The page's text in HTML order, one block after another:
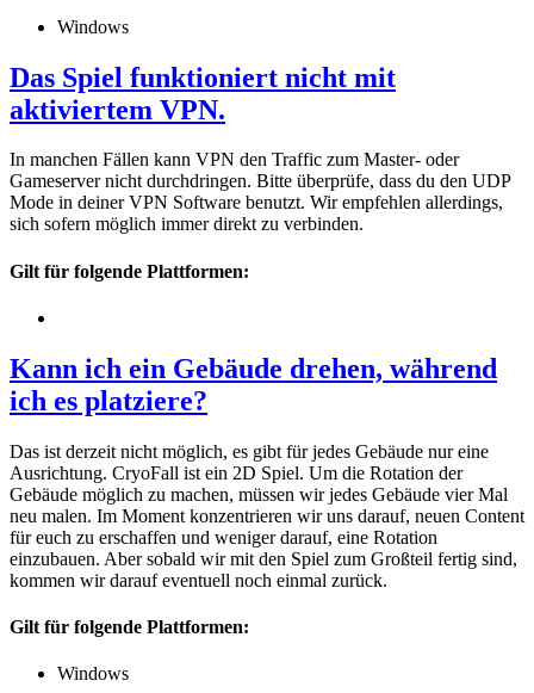
Windows
Das Spiel funktioniert nicht mit
aktiviertem VPN.
In manchen Fällen kann VPN den Traffic zum Master- oder
Gameserver nicht durchdringen. Bitte überprüfe, dass du den UDP
Mode in deiner VPN Software benutzt. Wir empfehlen allerdings,
sich sofern möglich immer direkt zu verbinden.
Gilt für folgende Plattformen:
Kann ich ein Gebäude drehen, während
ich es platziere?
Das ist derzeit nicht möglich, es gibt für jedes Gebäude nur eine
Ausrichtung. CryoFall ist ein 2D Spiel. Um die Rotation der
Gebäude möglich zu machen, müssen wir jedes Gebäude vier Mal
neu malen. Im Moment konzentrieren wir uns darauf, neuen Content
für euch zu erschaffen und weniger darauf, eine Rotation
einzubauen. Aber sobald wir mit den Spiel zum Großteil fertig sind,
kommen wir darauf eventuell noch einmal zurück.
Gilt für folgende Plattformen:
Windows